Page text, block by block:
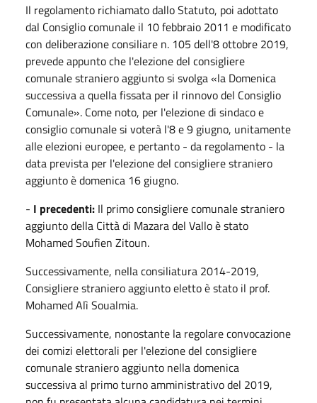
Il regolamento richiamato dallo Statuto, poi adottato
dal Consiglio comunale il 10 febbraio 2011 e modificato
con deliberazione consiliare n. 105 dell'8 ottobre 2019,
prevede appunto che l'elezione del consigliere
comunale straniero aggiunto si svolga «la Domenica
successiva a quella fissata per il rinnovo del Consiglio
Comunale». Come noto, per l'elezione di sindaco e
consiglio comunale si voterà l'8 e 9 giugno, unitamente
alle elezioni europee, e pertanto - da regolamento - la
data prevista per l'elezione del consigliere straniero
aggiunto è domenica 16 giugno.
- I precedenti: Il primo consigliere comunale straniero
aggiunto della Città di Mazara del Vallo è stato
Mohamed Soufien Zitoun.
Successivamente, nella consiliatura 2014-2019,
Consigliere straniero aggiunto eletto è stato il prof.
Mohamed Alì Soualmia.
Successivamente, nonostante la regolare convocazione
dei comizi elettorali per l'elezione del consigliere
comunale straniero aggiunto nella domenica
successiva al primo turno amministrativo del 2019,